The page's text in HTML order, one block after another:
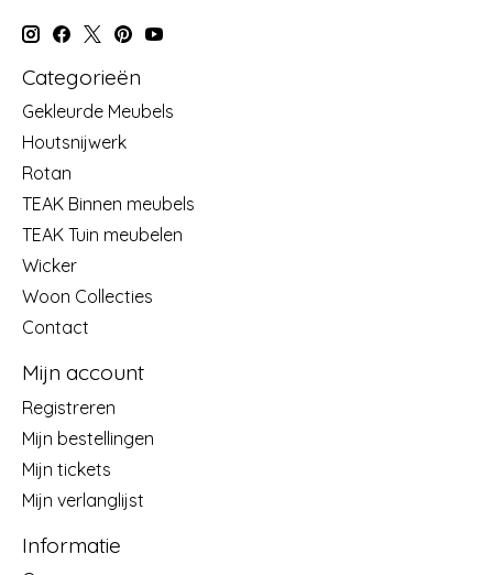
Categorieën
Gekleurde Meubels
Houtsnijwerk
Rotan
TEAK Binnen meubels
TEAK Tuin meubelen
Wicker
Woon Collecties
Contact
Mijn account
Registreren
Mijn bestellingen
Mijn tickets
Mijn verlanglijst
Informatie